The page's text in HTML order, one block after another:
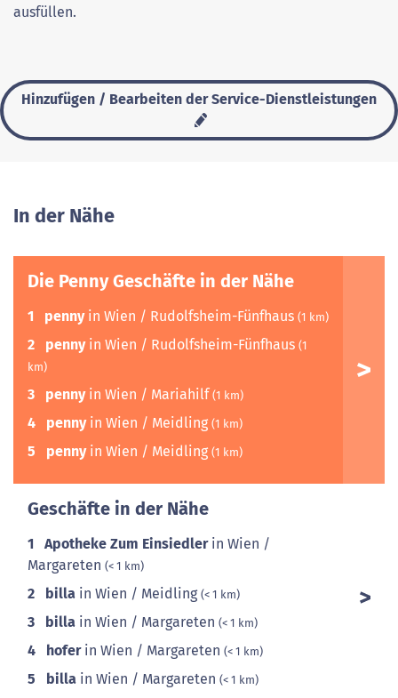
ausfüllen.
Hinzufügen / Bearbeiten der Service-Dienstleistungen
In der Nähe
Die Penny Geschäfte in der Nähe
1 pennyin Wien / Rudolfsheim-Fünfhaus (1 km)
2 pennyin Wien / Rudolfsheim-Fünfhaus (1
km)
3 pennyin Wien / Mariahilf (1 km)
4 pennyin Wien / Meidling (1 km)
5 pennyin Wien / Meidling (1 km)
Geschäfte in der Nähe
1 Apotheke Zum Einsiedlerin Wien /
Margareten (< 1 km)
2 billa in Wien / Meidling (< 1 km)
3 billa in Wien / Margareten (< 1 km)
4 hoferin Wien / Margareten (< 1 km)
5 billa in Wien / Margareten (< 1 km)